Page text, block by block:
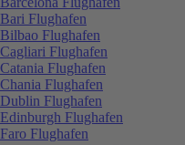
Bari Flughafen
Bilbao Flughafen
Cagliari Flughafen
Catania Flughafen
Chania Flughafen
Dublin Flughafen
Edinburgh Flughafen
Faro Flughafen